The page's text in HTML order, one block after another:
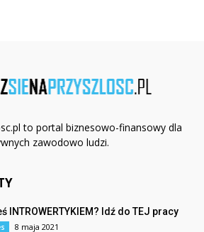
to portal biznesowo-finansowy dla
zawodowo ludzi.
INTROWERTYKIEM? Idź do TEJ pracy
8 maja 2021